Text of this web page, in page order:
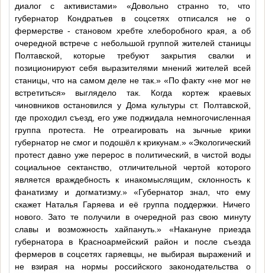
диалог с активистами» «Довольно странно то, что
губернатор Кондратьев в соцсетях отписался не о
фермерстве - становом хребте хлеборобного края, а об
очередной встрече с небольшой группой жителей станицы
Полтавской, которые требуют закрытия свалки и
позиционируют себя выразителями мнений жителей всей
станицы, что на самом деле не так.» «По факту «не мог не
встретиться» выглядело так. Когда кортеж краевых
чиновников остановился у Дома культуры ст. Полтавской,
где проходил съезд, его уже поджидала немногочисленная
группа протеста. Не отреагировать на зычные крики
губернатор не смог и подошёл к крикунам.» «Экологический
протест давно уже перерос в политический, в чистой воды
социальное сектанство, отличительной чертой которого
является враждебность к инакомыслящим, склонность к
фанатизму и догматизму.» «Губернатор знал, что ему
скажет Наталья Гаряева и её группа поддержки. Ничего
нового. Зато те получили в очередной раз свою минуту
славы и возможность хайпануть.» «Накануне приезда
губернатора в Красноармейский район и после съезда
фермеров в соцсетях гаряевцы, не выбирая выражений и
не взирая на нормы российского законодательства о